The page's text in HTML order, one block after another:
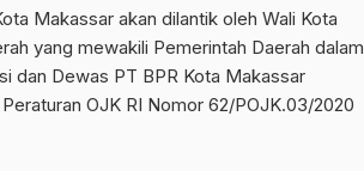
Makassar akan dilantik oleh Wali Kota
yang mewakili Pemerintah Daerah dalam
dan Dewas PT BPR Kota Makassar
OJK RI Nomor 62/POJK.03/2020